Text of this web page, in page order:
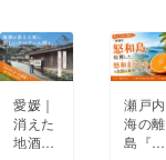
愛媛｜
消えた
地酒文
瀬戸内
海の離
島『愛